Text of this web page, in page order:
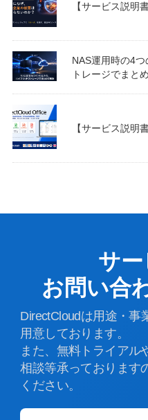
【サービス説明
NAS運用時の4
トレージでまと
【サービス説明
サ
お問い合
DirectCloudは用途・事
用意しております。
また、無料トライアル
相談等承っております
ください。